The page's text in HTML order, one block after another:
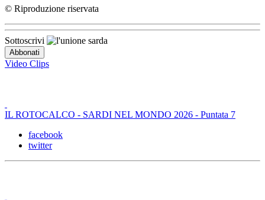
© Riproduzione riservata
Sottoscrivi
Video Clips
IL ROTOCALCO - SARDI NEL MONDO 2026 - Puntata 7
facebook
twitter